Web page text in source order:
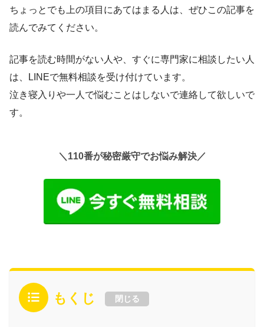
ちょっとでも上の項目にあてはまる人は、ぜひこの記事を
読んでみてください。
記事を読む時間がない人や、すぐに専門家に相談したい人
は、LINEで無料相談を受け付けています。
泣き寝入りや一人で悩むことはしないで連絡して欲しいで
す。
＼110番が秘密厳守でお悩み解決／
もくじ 閉じる